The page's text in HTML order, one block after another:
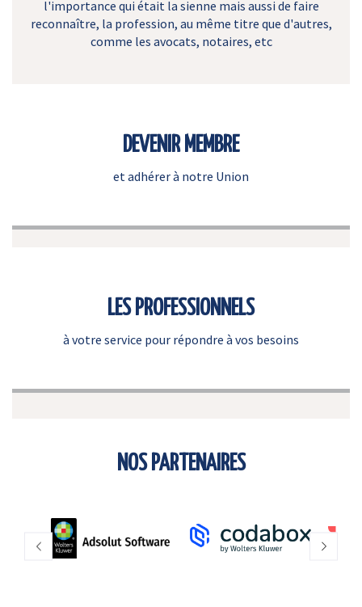
l'importance qui était la sienne mais aussi de faire
reconnaître, la profession, au même titre que d'autres,
comme les avocats, notaires, etc
DEVENIR MEMBRE
et adhérer à notre Union
LES PROFESSIONNELS
à votre service pour répondre à vos besoins
NOS PARTENAIRES